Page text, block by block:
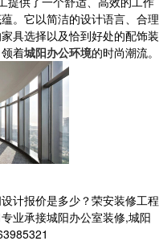
。它以简洁的设计语言、合理
具选择以及恰到好处的配饰装
着城阳办公环境的时尚潮流。
计报价是多少？荣安装修工程
业承接城阳办公室装修,城阳